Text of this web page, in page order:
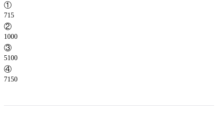
mm/min
①
715
②
1000
③
5100
④
7150